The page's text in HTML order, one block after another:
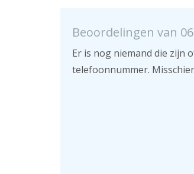
Beoordelingen van
Er is nog niemand die zijn
telefoonnummer.